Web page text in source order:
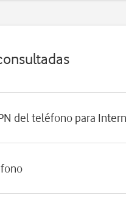
del teléfono para